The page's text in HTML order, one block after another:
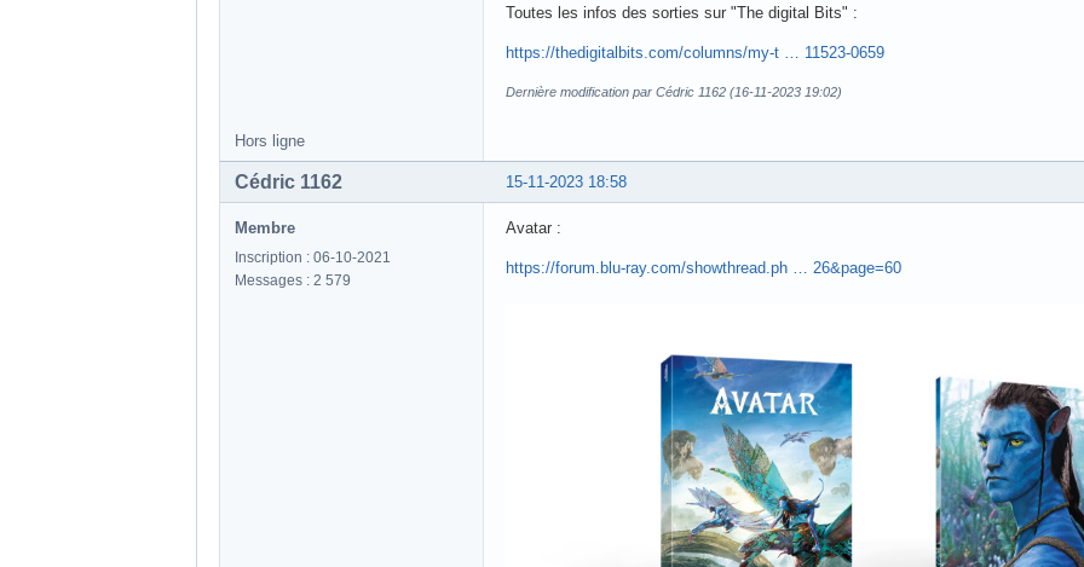
Toutes les infos des sorties sur "The digital Bits" :
https://thedigitalbits.com/columns/my-t … 11523-0659
Dernière modification par Cédric 1162 (16-11-2023 19:02)
Hors ligne
15-11-2023 18:58
Cédric 1162
Membre
Inscription : 06-10-2021
Messages : 2 579
Avatar :
https://forum.blu-ray.com/showthread.ph … 26&page=60